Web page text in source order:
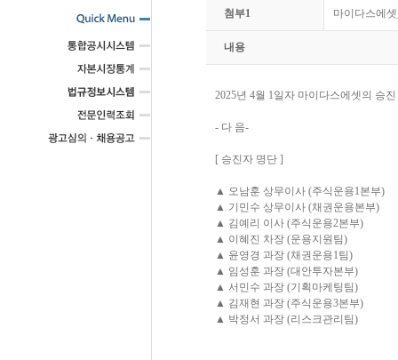
첨부1 마이다스에
내용
2025년 4월 1일자 마이다스에셋의 승
- 다 음-
[ 승진자 명단 ]
▲ 오남훈 상무이사 (주식운용1본부)
▲ 기민수 상무이사 (채권운용본부)
▲ 김예리 이사 (주식운용2본부)
▲ 이혜진 차장 (운용지원팀)
▲ 윤영경 과장 (채권운용1팀)
▲ 임성훈 과장 (대안투자본부)
▲ 서민수 과장 (기획마케팅팀)
▲ 김재현 과장 (주식운용3본부)
▲ 박정서 과장 (리스크관리팀)